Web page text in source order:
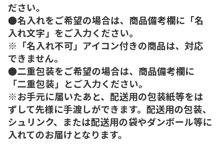
ださい。
●名入れをご希望の場合は、商品備考欄に「名
入れ文字」をご入力ください。
※「名入れ不可」アイコン付きの商品は、対応
できません。
●二重包装をご希望の場合は、商品備考欄に
「二重包装」とご入力ください。
※お手元に届いたあと、配送用の包装紙等をは
ずして先様に手渡しができます。配送用の包装、
シュリンク、または配送用の袋やダンボール等に
入れてのお届けとなります。